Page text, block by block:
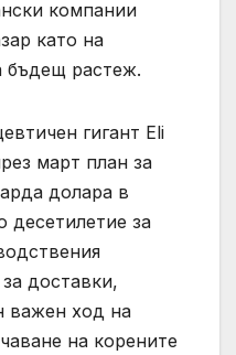
компании
като на
бъдещ растеж.
гигант Eli
март план за
долара в
десетилетие за
доставки,
важен ход на
на корените